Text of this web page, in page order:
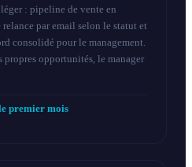
: pipeline de vente en
par email selon le statut et
consolidé pour le management.
propres opportunités, le manager
premier mois